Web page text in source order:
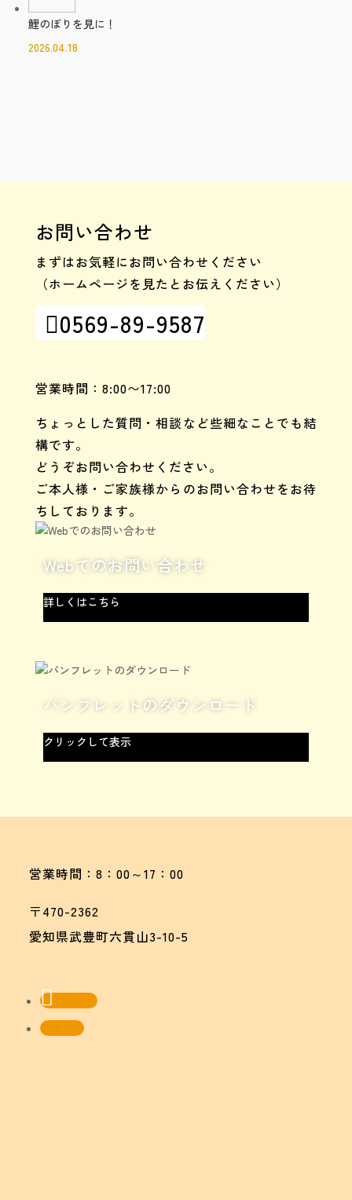
鯉のぼりを見に！
2026.04.18
お問い合わせ
まずはお気軽にお問い合わせください
（ホームページを見たとお伝えください）
0569-89-9587
営業時間：8:00〜17:00
ちょっとした質問・相談など些細なことでも結
構です。
どうぞお問い合わせください。
ご本人様・ご家族様からのお問い合わせをお待
ちしております。
Webでのお問い合わせ
詳しくはこちら
パンフレットのダウンロード
クリックして表示
営業時間：8：00～17：00
〒470-2362
愛知県武豊町六貫山3-10-5
フォロー
フォロー